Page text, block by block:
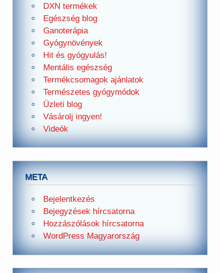
DXN termékek
Egészség blog
Ganoterápia
Gyógynövények
Hit és gyógyulás!
Mentális egészség
Termékcsomagok ajánlatok
Természetes gyógymódok
Üzleti blog
Vásárolj ingyen!
Videók
META
Bejelentkezés
Bejegyzések hírcsatorna
Hozzászólások hírcsatorna
WordPress Magyarország